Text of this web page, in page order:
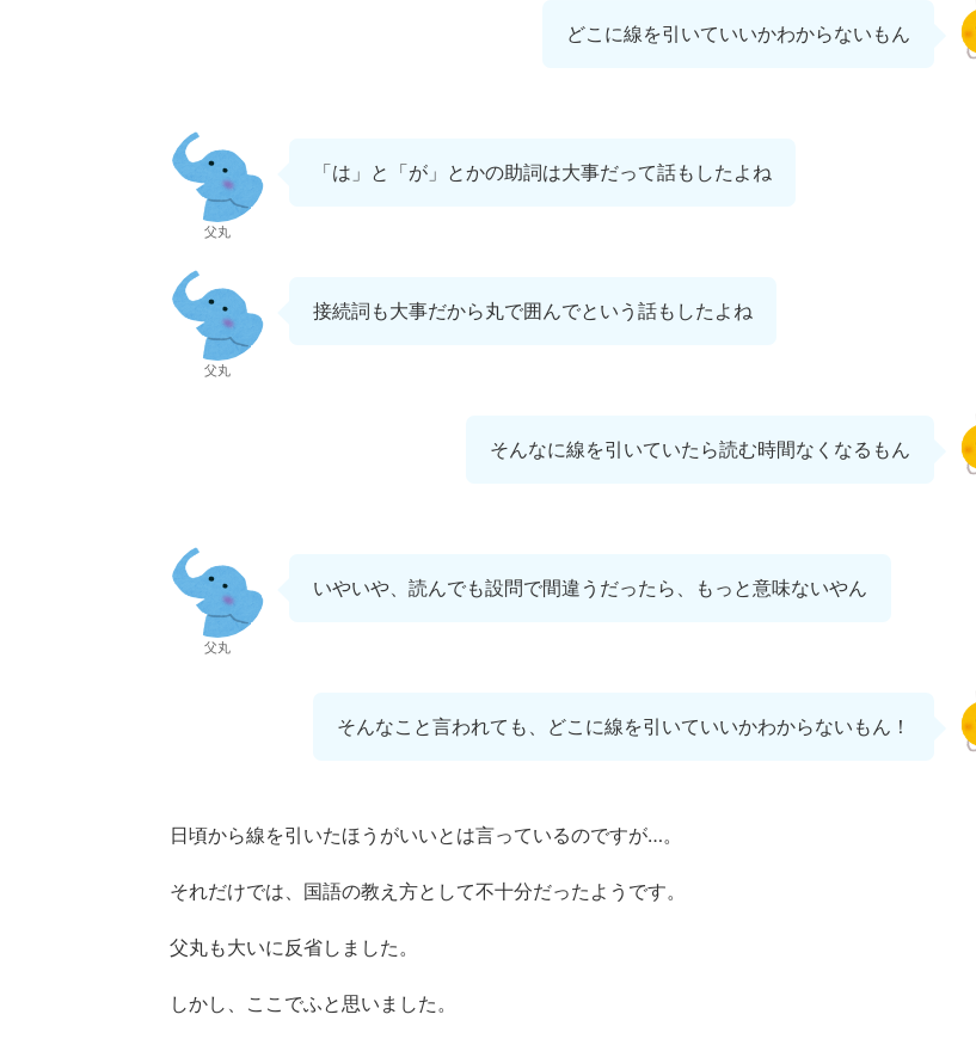
どこに線を引いていいかわからないもん
父丸
「は」と「が」とかの助詞は大事だって話もしたよね
父丸
接続詞も大事だから丸で囲んでという話もしたよね
そんなに線を引いていたら読む時間なくなるもん
父丸
いやいや、読んでも設問で間違うだったら、もっと意味ないやん
そんなこと言われても、どこに線を引いていいかわからないもん！
日頃から線を引いたほうがいいとは言っているのですが…。
それだけでは、国語の教え方として不十分だったようです。
父丸も大いに反省しました。
しかし、ここでふと思いました。